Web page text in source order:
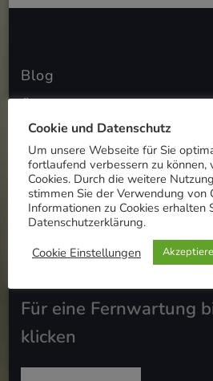
Blog
Impressum
Datenschutz
FAQ
Cookie-Einstellungen
Für eine Fernwartung
klicken
Cookie und Datenschutz
Um unsere Webseite für Sie
fortlaufend verbessern zu können,
Cookies. Durch die weitere
stimmen Sie der Verwendung von
Informationen zu Cookies erhalten
Datenschutzerklärung.
Cookie Einstellungen